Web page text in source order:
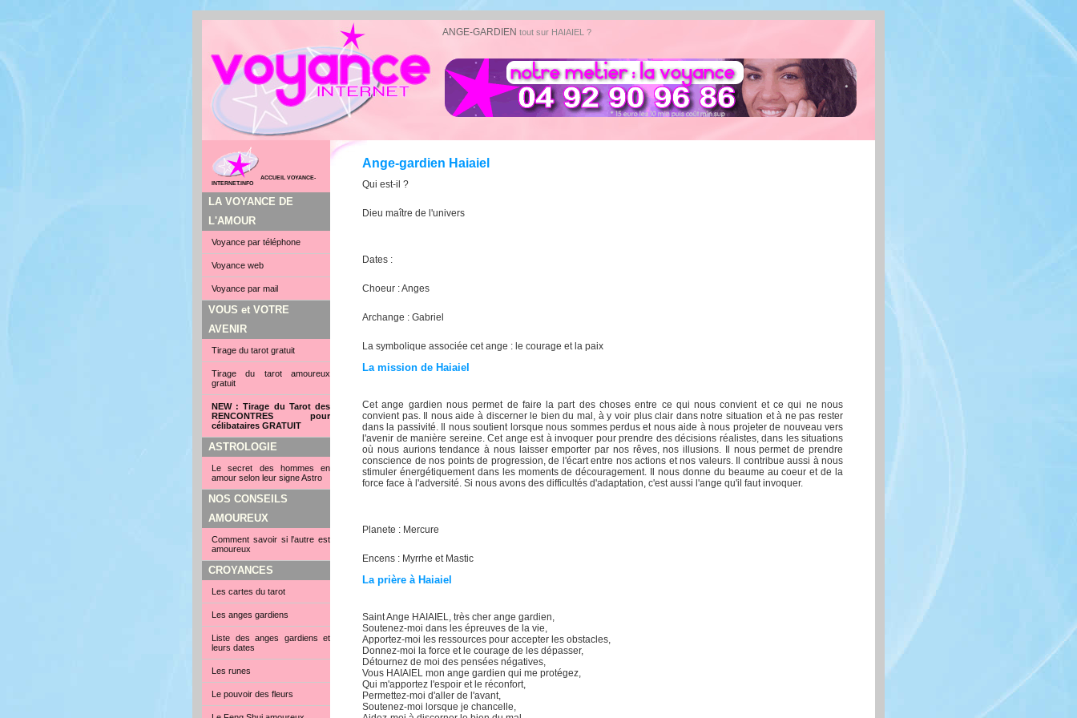
ANGE-GARDIEN tout sur HAIAIEL ?
ACCUEIL VOYANCE-
INTERNET.INFO
LA VOYANCE DE
L'AMOUR
Voyance par téléphone
Voyance web
Voyance par mail
VOUS et VOTRE
AVENIR
Tirage du tarot gratuit
Tirage du tarot amoureux
gratuit
NEW : Tirage du Tarot des
RENCONTRES pour
célibataires GRATUIT
ASTROLOGIE
Le secret des hommes en
amour selon leur signe Astro
NOS CONSEILS
AMOUREUX
Comment savoir si l'autre est
amoureux
CROYANCES
Les cartes du tarot
Les anges gardiens
Liste des anges gardiens et
leurs dates
Les runes
Le pouvoir des fleurs
Ange-gardien Haiaiel
Qui est-il ?
Dieu maître de l'univers
Dates :
Choeur : Anges
Archange : Gabriel
La symbolique associée cet ange : le courage et la paix
La mission de Haiaiel
Cet ange gardien nous permet de faire la part des choses entre ce qui nous convient et ce qui ne nous
convient pas. Il nous aide à discerner le bien du mal, à y voir plus clair dans notre situation et à ne pas rester
dans la passivité. Il nous soutient lorsque nous sommes perdus et nous aide à nous projeter de nouveau vers
l'avenir de manière sereine. Cet ange est à invoquer pour prendre des décisions réalistes, dans les situations
où nous aurions tendance à nous laisser emporter par nos rêves, nos illusions. Il nous permet de prendre
conscience de nos points de progression, de l'écart entre nos actions et nos valeurs. Il contribue aussi à nous
stimuler énergétiquement dans les moments de découragement. Il nous donne du beaume au coeur et de la
force face à l'adversité. Si nous avons des difficultés d'adaptation, c'est aussi l'ange qu'il faut invoquer.
Planete : Mercure
Encens : Myrrhe et Mastic
La prière à Haiaiel
Saint Ange HAIAIEL, très cher ange gardien,
Soutenez-moi dans les épreuves de la vie,
Apportez-moi les ressources pour accepter les obstacles,
Donnez-moi la force et le courage de les dépasser,
Détournez de moi des pensées négatives,
Vous HAIAIEL mon ange gardien qui me protégez,
Qui m'apportez l'espoir et le réconfort,
Permettez-moi d'aller de l'avant,
Soutenez-moi lorsque je chancelle,